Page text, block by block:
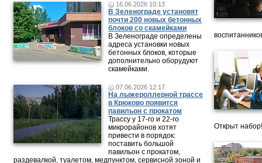
16.06.2026 10:13
В Зеленограде установят
почти 200 новых бетонных
блоков со скамейками
В Зеленограде определены
адреса установки новых
бетонных блоков, которые
дополнительно оборудуют
скамейками.
07.06.2026 12:17
На лыжероллерной трассе
в Крюково появится
павильон с прокатом
Трассу у 17-го и 22-го
микрорайонов хотят
привести в порядок:
поставить большой
павильон с прокатом,
раздевалкой, туалетом, медпунктом, сервисной зоной и
Открыт набор!